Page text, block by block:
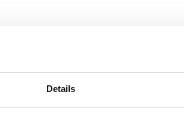
Details